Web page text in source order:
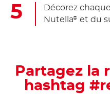
Décorez
Nutella® et du
Partagez la
hashtag